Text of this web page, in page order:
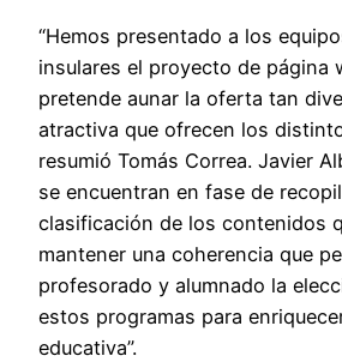
“Hemos presentado a los
insulares el proyecto de página
pretende aunar la oferta tan
atractiva que ofrecen los
resumió Tomás Correa. Javier
se encuentran en fase de
clasificación de los contenidos
mantener una coherencia que
profesorado y alumnado la
estos programas para
educativa”.